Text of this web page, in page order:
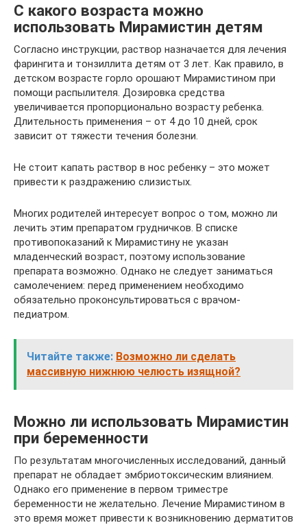
С какого возраста можно
использовать Мирамистин детям
Согласно инструкции, раствор назначается для лечения
фарингита и тонзиллита детям от 3 лет. Как правило, в
детском возрасте горло орошают Мирамистином при
помощи распылителя. Дозировка средства
увеличивается пропорционально возрасту ребенка.
Длительность применения – от 4 до 10 дней, срок
зависит от тяжести течения болезни.
Не стоит капать раствор в нос ребенку – это может
привести к раздражению слизистых.
Многих родителей интересует вопрос о том, можно ли
лечить этим препаратом грудничков. В списке
противопоказаний к Мирамистину не указан
младенческий возраст, поэтому использование
препарата возможно. Однако не следует заниматься
самолечением: перед применением необходимо
обязательно проконсультироваться с врачом-
педиатром.
Читайте также: Возможно ли сделать
массивную нижнюю челюсть изящной?
Можно ли использовать Мирамистин
при беременности
По результатам многочисленных исследований, данный
препарат не обладает эмбриотоксическим влиянием.
Однако его применение в первом триместре
беременности не желательно. Лечение Мирамистином в
это время может привести к возникновению дерматитов